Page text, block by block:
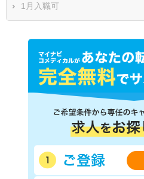
1月入職可